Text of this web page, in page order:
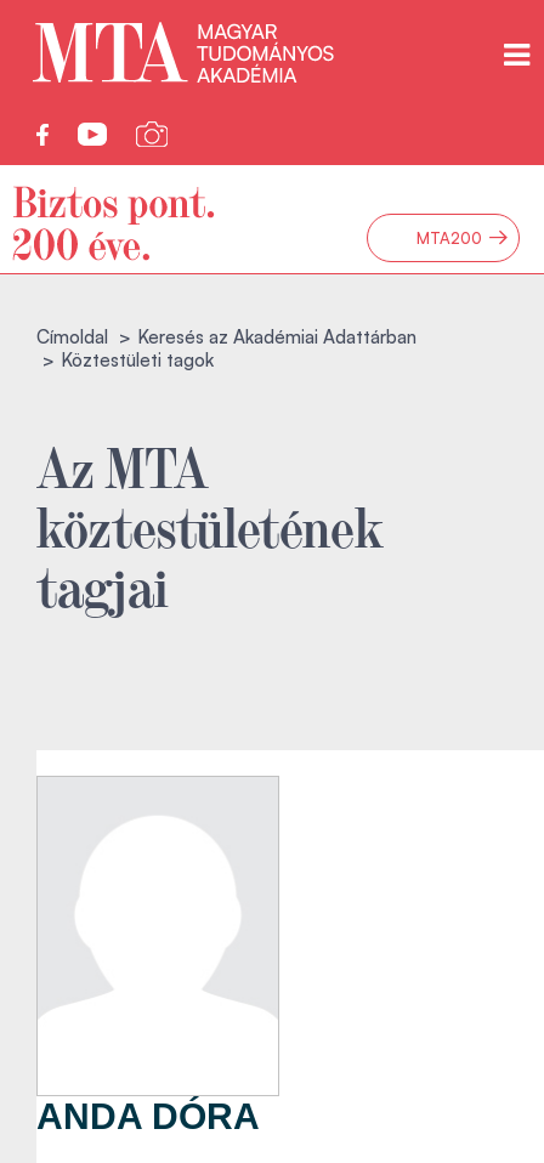
MTA200 →
Címoldal
Keresés az Akadémiai Adattárban
Köztestületi tagok
Az MTA
köztestületének
tagjai
ANDA DÓRA